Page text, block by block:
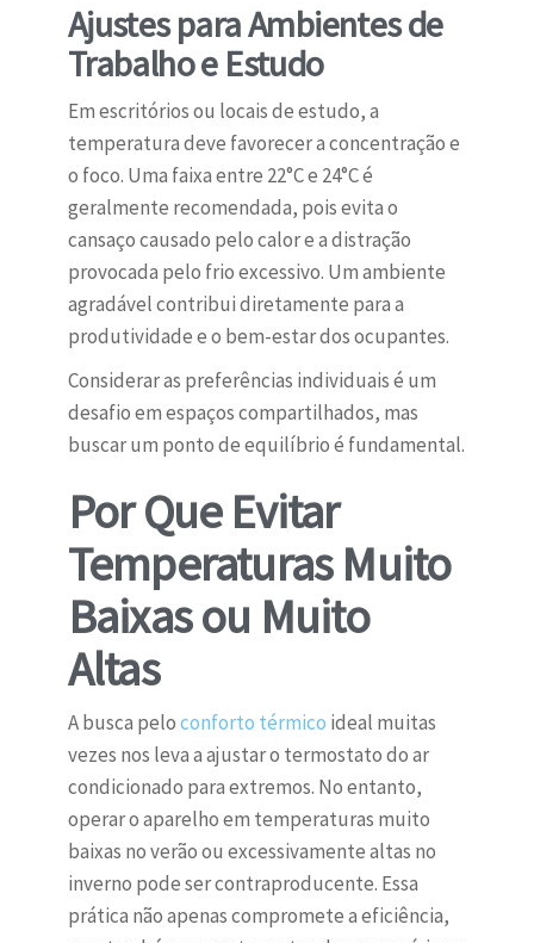
Ajustes para Ambientes de
Trabalho e Estudo
Em escritórios ou locais de estudo, a
temperatura deve favorecer a concentração e
o foco. Uma faixa entre 22°C e 24°C é
geralmente recomendada, pois evita o
cansaço causado pelo calor e a distração
provocada pelo frio excessivo. Um ambiente
agradável contribui diretamente para a
produtividade e o bem-estar dos ocupantes.
Considerar as preferências individuais é um
desafio em espaços compartilhados, mas
buscar um ponto de equilíbrio é fundamental.
Por Que Evitar
Temperaturas Muito
Baixas ou Muito
Altas
A busca peloconforto térmico ideal muitas
vezes nos leva a ajustar o termostato do ar
condicionado para extremos. No entanto,
operar o aparelho em temperaturas muito
baixas no verão ou excessivamente altas no
inverno pode ser contraproducente. Essa
prática não apenas compromete a eficiência,